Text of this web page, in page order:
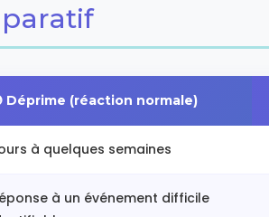
Déprime (réaction normale)
à quelques semaines
à un événement difficile